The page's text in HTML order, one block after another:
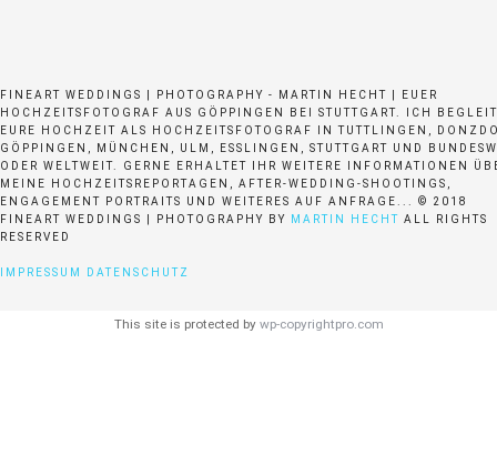
FINEART WEDDINGS | PHOTOGRAPHY - MARTIN HECHT | EUER
HOCHZEITSFOTOGRAF AUS GÖPPINGEN BEI STUTTGART. ICH
EURE HOCHZEIT ALS HOCHZEITSFOTOGRAF IN TUTTLINGEN,
GÖPPINGEN, MÜNCHEN, ULM, ESSLINGEN, STUTTGART UND
ODER WELTWEIT. GERNE ERHALTET IHR WEITERE INFORMATIONEN
MEINE HOCHZEITSREPORTAGEN, AFTER-WEDDING-SHOOTINGS,
ENGAGEMENT PORTRAITS UND WEITERES AUF ANFRAGE... © 2018
FINEART WEDDINGS | PHOTOGRAPHY BY
MARTIN HECHT ALL RIGHTS
RESERVED
IMPRESSUM DATENSCHUTZ
This site is protected by wp-copyrightpro.com